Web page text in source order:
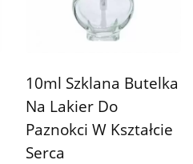
10ml Szklana Butelka
Na Lakier Do
Paznokci W Kształcie
Serca